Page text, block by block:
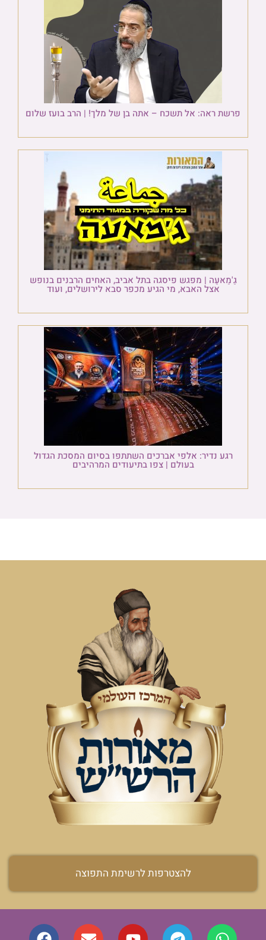
פרשת ראה: אל תשכח – אתה בן של מלך! | הרב בועז שלום
גַ'מַאעַה | מפגש פיסגה בתל אביב, האחים הרבנים בנופש
אצל האבא, מי הגיע מכפר סבא לירושלים, ועוד
רגע נדיר: אלפי אברכים השתתפו בסיום המסכת הגדול
בעולם | צפו בתיעודים המרהיבים
להצטרפות לרשימת התפוצה